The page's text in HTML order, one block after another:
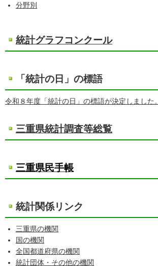
分野別
統計グラフコンクール
「統計の日」の標語
令和８年度「統計の日」の標語が決定しました。
三重県統計調査等総覧
三重県民手帳
統計関係リンク
三重県の機関
国の機関
全国都道府県の機関
統計団体・その他の機関